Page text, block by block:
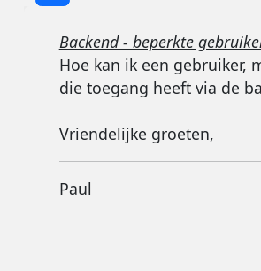
Backend - beperkte
Hoe kan ik een gebruiker,
die toegang heeft via de
Vriendelijke groeten,
Paul